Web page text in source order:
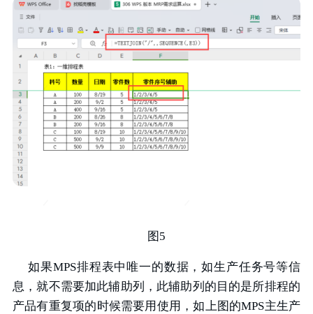
图5
如果MPS排程表中唯一的数据，如生产任务号等信
息，就不需要加此辅助列，此辅助列的目的是所排程的
产品有重复项的时候需要用使用，如上图的MPS主生产